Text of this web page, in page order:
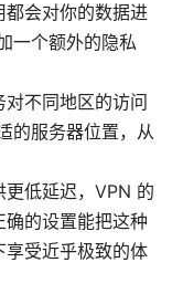
会对你的数据进
一个额外的隐私
不同地区的访问
的服务器位置，从
低延迟，VPN 的
的设置能把这种
享受近乎极致的体